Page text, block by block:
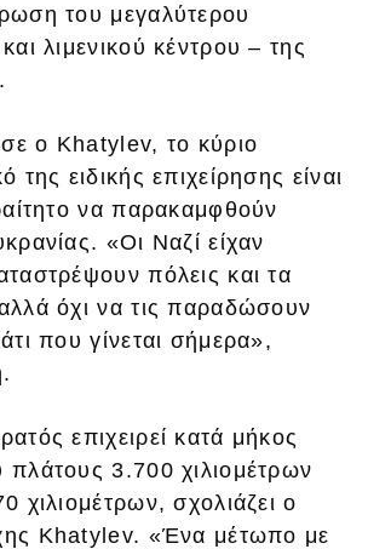
του μεγαλύτερου
λιμενικού κέντρου – της
ο Khatylev, το κύριο
της ειδικής επιχείρησης είναι
να παρακαμφθούν
«Οι Ναζί είχαν
πόλεις και τα
όχι να τις παραδώσουν
που γίνεται σήμερα»,
επιχειρεί κατά μήκος
3.700 χιλιομέτρων
χιλιομέτρων, σχολιάζει ο
Khatylev. «Ένα μέτωπο με